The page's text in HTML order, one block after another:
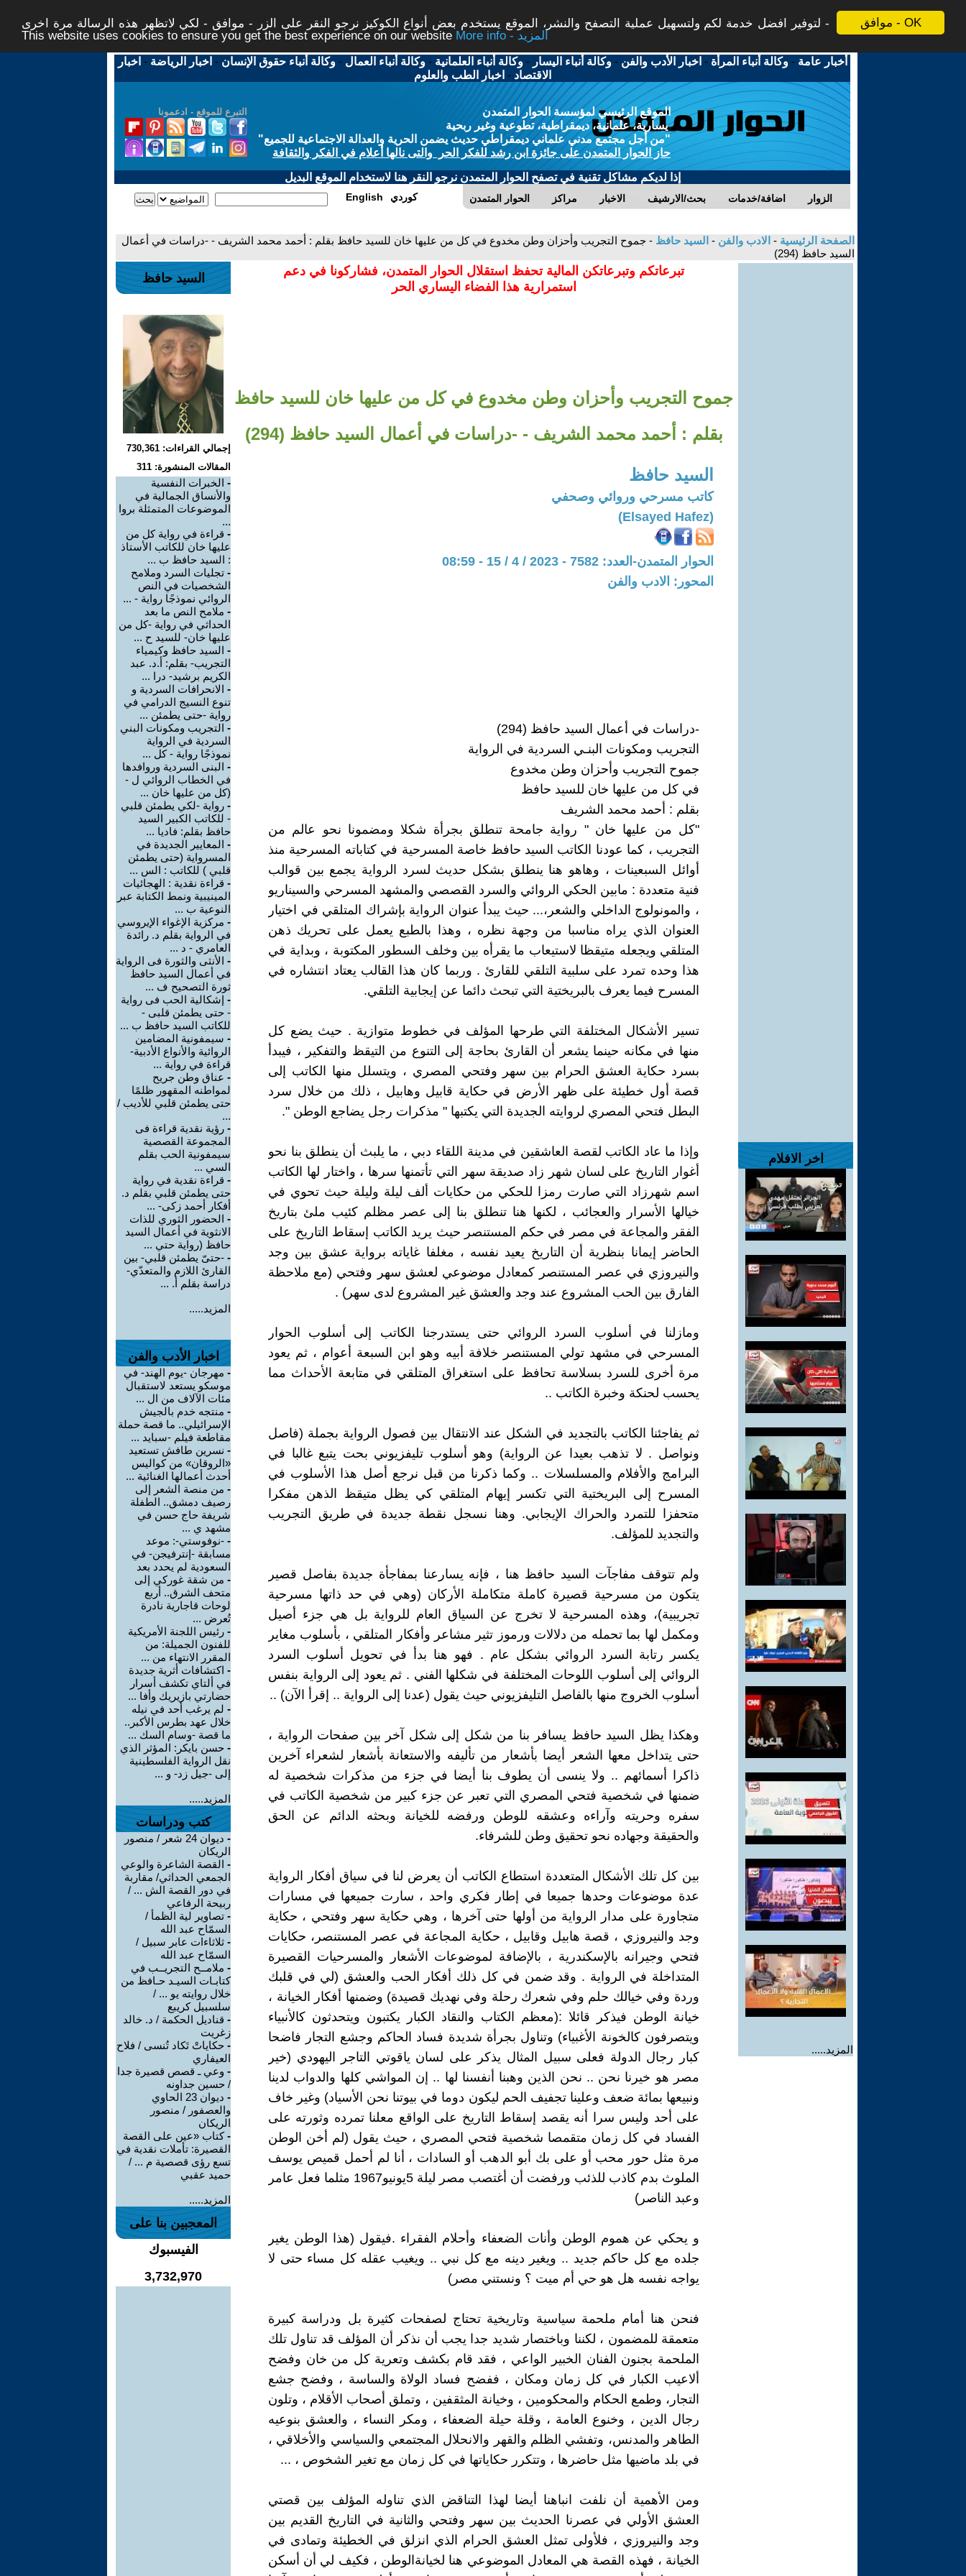
موافق - OK
لتوفير افضل خدمة لكم ولتسهيل عملية التصفح والنشر، الموقع يستخدم بعض أنواع الكوكيز نرجو النقر على الزر - موافق - لكي لاتظهر هذه الرسالة مرة اخرى -
This website uses cookies to ensure you get the best experience on our website
More info - المزيد
أخبار عامة -وكالة أنباء المرأة - اخبار الأدب والفن -وكالة أنباء اليسار -وكالة أنباء العلمانية -وكالة أنباء العمال -وكالة أنباء حقوق الإنسان - اخبار الرياضة - اخبار
الاقتصاد - اخبار الطب والعلوم
التبرع للموقع - ادعمونا
الموقع الرئيسي لمؤسسة الحوار المتمدن
يسارية، علمانية، ديمقراطية، تطوعية وغير ربحية
"من أجل مجتمع مدني علماني ديمقراطي حديث يضمن الحرية والعدالة الاجتماعية للجميع"
حاز الحوار المتمدن على جائزة ابن رشد للفكر الحر والتى نالها أعلام في الفكر والثقافة
إذا لديكم مشاكل تقنية في تصفح الحوار المتمدن نرجو النقر هنا لاستخدام الموقع البديل
الحوار المتمدن مراكز الاخبار بحث/الارشيف اضافة/خدمات الزوار English كوردي
الصفحة الرئيسية - الادب والفن - السيد حافظ - جموح التجريب وأحزان وطن مخدوع في كل من عليها خان للسيد حافظ بقلم : أحمد محمد الشريف - -دراسات في أعمال
السيد حافظ (294)
اخر الافلام
المزيد.....
تبرعاتكم وتبرعاتكن المالية تحفظ استقلال الحوار المتمدن، فشاركونا في دعم
استمرارية هذا الفضاء اليساري الحر
جموح التجريب وأحزان وطن مخدوع في كل من عليها خان للسيد حافظ
بقلم : أحمد محمد الشريف - -دراسات في أعمال السيد حافظ (294)
السيد حافظ
كاتب مسرحي وروائي وصحفي
(Elsayed Hafez)
الحوار المتمدن-العدد: 7582 - 2023 / 4 / 15 - 08:59
المحور: الادب والفن
-دراسات في أعمال السيد حافظ (294)
التجريب ومكونات البنـي السردية في الرواية
جموح التجريب وأحزان وطن مخدوع
في كل من عليها خان للسيد حافظ
بقلم : أحمد محمد الشريف
"كل من عليها خان " رواية جامحة تنطلق بجرأة شكلا ومضمونا نحو عالم من
التجريب ، كما عودنا الكاتب السيد حافظ خاصة المسرحية في كتاباته المسرحية منذ
أوائل السبعينات ، وهاهو هنا ينطلق بشكل حديث لسرد الرواية يجمع بين قوالب
فنية متعددة : مابين الحكي الروائي والسرد القصصي والمشهد المسرحي والسيناريو
، والمونولوج الداخلي والشعر،... حيث يبدأ عنوان الرواية بإشراك المتلقي في اختيار
العنوان الذي يراه مناسبا من وجهة نظره ، وهذا بالطبع يعمل على تحريك ذهن
المتلقي ويجعله متيقظا لاستيعاب ما يقرأه بين وخلف السطور المكتوبة ، وبداية في
هذا وحده تمرد على سلبية التلقي للقارئ . وربما كان هذا القالب يعتاد انتشاره في
المسرح فيما يعرف بالبريختية التي تبحث دائما عن إيجابية التلقي.
تسير الأشكال المختلفة التي طرحها المؤلف في خطوط متوازية . حيث يضع كل
منها في مكانه حينما يشعر أن القارئ بحاجة إلى التنوع من التيقظ والتفكير ، فيبدأ
بسرد حكاية العشق الحرام بين سهر وفتحي المصري ، ويتسلل منها الكاتب إلى
قصة أول خطيئة على ظهر الأرض في حكاية قابيل وهابيل ، ذلك من خلال سرد
البطل فتحي المصري لروايته الجديدة التي يكتبها " مذكرات رجل يضاجع الوطن ".
وإذا ما عاد الكاتب لقصة العاشقين في مدينة اللقاء دبي ، ما يلبث أن ينطلق بنا نحو
أغوار التاريخ على لسان شهر زاد صديقة سهر التي تأتمنها سرها ، واختار لها الكاتب
اسم شهرزاد التي صارت رمزا للحكي من حكايات ألف ليلة وليلة حيث تحوي في
خيالها الأسرار والعجائب ، لكنها هنا تنطلق بنا إلى عصر مظلم كئيب ملئ بتاريخ
الفقر والمجاعة في مصر في حكم المستنصر حيث يريد الكاتب إسقاط التاريخ على
الحاضر إيمانا بنظرية أن التاريخ يعيد نفسه ، مغلفا غاياته برواية عشق بين وجد
والنيروزي في عصر المستنصر كمعادل موضوعي لعشق سهر وفتحي (مع ملاحظة
الفارق بين الحب المشروع عند وجد والعشق غير المشروع لدى سهر) .
ومازلنا في أسلوب السرد الروائي حتى يستدرجنا الكاتب إلى أسلوب الحوار
المسرحي في مشهد تولي المستنصر خلافة أبيه وهو ابن السبعة أعوام ، ثم يعود
مرة أخرى للسرد بسلاسة تحافظ على استغراق المتلقي في متابعة الأحداث مما
يحسب لحنكة وخبرة الكاتب ..
ثم يفاجئنا الكاتب بالتجديد في الشكل عند الانتقال بين فصول الرواية بجملة (فاصل
ونواصل . لا تذهب بعيدا عن الرواية) وهو أسلوب تليفزيوني بحت يتبع غالبا في
البرامج والأفلام والمسلسلات .. وكما ذكرنا من قبل نرجع أصل هذا الأسلوب في
المسرح إلى البريختية التي تكسر إيهام المتلقي كي يظل متيقظ الذهن مفكرا
متحفزا للتمرد والحراك الإيجابي. وهنا نسجل نقطة جديدة في طريق التجريب
والتجديد للمؤلف.
ولم تتوقف مفاجآت السيد حافظ هنا ، فإنه يسارعنا بمفاجأة جديدة بفاصل قصير
يتكون من مسرحية قصيرة كاملة متكاملة الأركان (وهي في حد ذاتها مسرحية
تجريبية)، وهذه المسرحية لا تخرج عن السياق العام للرواية بل هي جزء أصيل
ومكمل لها بما تحمله من دلالات ورموز تثير مشاعر وأفكار المتلقي ، بأسلوب مغاير
يكسر رتابة السرد الروائي بشكل عام . فهو هنا بدأ في تحويل أسلوب السرد
الروائي إلى أسلوب اللوحات المختلفة في شكلها الفني . ثم يعود إلى الرواية بنفس
أسلوب الخروج منها بالفاصل التليفزيوني حيث يقول (عدنا إلى الرواية .. إقرأ الآن) ..
وهكذا يظل السيد حافظ يسافر بنا من شكل إلى شكل آخر بين صفحات الرواية ،
حتى يتداخل معها الشعر أيضا بأشعار من تأليفه والاستعانة بأشعار لشعراء آخرين
ذاكرا أسمائهم .. ولا ينسى أن يطوف بنا أيضا في جزء من مذكرات شخصية له
ضمنها في شخصية فتحي المصري التي تعبر عن جزء كبير من شخصية الكاتب في
سفره وحريته وآراءه وعشقه للوطن ورفضه للخيانة وبحثه الدائم عن الحق
والحقيقة وجهاده نحو تحقيق وطن للشرفاء.
بين كل تلك الأشكال المتعددة استطاع الكاتب أن يعرض لنا في سياق أفكار الرواية
عدة موضوعات وحدها جميعا في إطار فكري واحد ، سارت جميعها في مسارات
متجاورة على مدار الرواية من أولها حتى آخرها ، وهي حكاية سهر وفتحي ، حكاية
وجد والنيروزي ، قصة هابيل وقابيل ، حكاية المجاعة في عصر المستنصر، حكايات
فتحي وجيرانه بالإسكندرية ، بالإضافة لموضوعات الأشعار والمسرحيات القصيرة
المتداخلة في الرواية . وقد ضمن في كل ذلك أفكار الحب والعشق (لي في قلبك
وردة وفي خيالك حلم وفي شعرك رحلة وفي نهديك قصيدة) وضمنها أفكار الخيانة ،
خيانة الوطن فيذكر قائلا :(معظم الكتاب والنقاد الكبار يكتبون ويتحدثون كالأنبياء
ويتصرفون كالخونة الأغبياء) وتناول بجرأة شديدة فساد الحاكم وجشع التجار فاضحا
كبار رجال الدولة فعلى سبيل المثال يذكر على لسان ياقوتي التاجر اليهودي (خير
مصر هو خيرنا نحن .. نحن الذين وهبنا أنفسنا لها .. إن المواشي كلها والدواب لدينا
ونبيعها بمائة ضعف وعلينا تجفيف الحم ليكون دوما في بيوتنا نحن الأسياد) وغير خاف
على أحد وليس سرا أنه يقصد إسقاط التاريخ على الواقع معلنا تمرده وثورته على
الفساد في كل زمان متقمصا شخصية فتحي المصري ، حيث يقول (لم أخن الوطن
مرة مثل حور محب أو على بك أبو الدهب أو السادات ، أنا لم أحمل قميص يوسف
الملوث بدم كاذب للذئب ورفضت أن أغتصب مصر ليلة 5يونيو1967 مثلما فعل عامر
وعبد الناصر)
و يحكي عن هموم الوطن وأنات الضعفاء وأحلام الفقراء .فيقول (هذا الوطن يغير
جلده مع كل حاكم جديد .. ويغير دينه مع كل نبي .. ويغيب عقله كل مساء حتى لا
يواجه نفسه هل هو حي أم ميت ؟ ونستني مصر)
فنحن هنا أمام ملحمة سياسية وتاريخية تحتاج لصفحات كثيرة بل ودراسة كبيرة
متعمقة للمضمون ، لكننا وباختصار شديد جدا يجب أن نذكر أن المؤلف قد تناول تلك
الملحمة بجنون الفنان الخبير الواعي ، فقد قام بكشف وتعرية كل من خان وفضح
ألاعيب الكبار في كل زمان ومكان ، ففضح فساد الولاة والساسة ، وفضح جشع
التجار، وطمع الحكام والمحكومين ، وخيانة المثقفين ، وتملق أصحاب الأقلام ، وتلون
رجال الدين ، وخنوع العامة ، وقلة حيلة الضعفاء ، ومكر النساء ، والعشق بنوعيه
الطاهر والمدنس، وتفشي الظلم والقهر والانحلال المجتمعي والسياسي والأخلاقي ،
في بلد ماضيها مثل حاضرها ، وتتكرر حكاياتها في كل زمان مع تغير الشخوص ، ...
ومن الأهمية أن نلفت انباهنا أيضا لهذا التناقض الذي تناوله المؤلف بين قصتي
العشق الأولي في عصرنا الحديث بين سهر وفتحي والثانية في التاريخ القديم بين
وجد والنيروزي ، فلأولى تمثل العشق الحرام الذي انزلق في الخطيئة وتمادى في
الخيانة ، فهذه القصة هي المعادل الموضوعي هنا لخيانةالوطن ، فكيف لي أن أسكن
السيد حافظ
إجمالي القراءات: 730,361
المقالات المنشورة: 311
- الخبرات النفسية
والأنساق الجمالية في
الموضوعات المتمثلة بروا
...
- قراءة في رواية كل من
عليها خان للكاتب الأستاذ
: السيد حافظ ب ...
- تجليات السرد وملامح
الشخصيات في النص
الروائي نموذجًا رواية - ...
- ملامح النص ما بعد
الحداثي في رواية -كل من
عليها خان- للسيد ح ...
- السيد حافظ وكيمياء
التجريب- بقلم: أ.د. عبد
الكريم برشيد- درا ...
- الانحرافات السردية و
تنوع النسيج الدرامي في
رواية -حتى يطمئن ...
- التجريب ومكونات البني
السردية في الرواية
نموذجًا رواية - كل ...
- البنى السردية وروافدها
في الخطاب الروائي ل -
(كل من عليها خان ...
- رواية -لكي يطمئن قلبي
- للكاتب الكبير السيد
حافظ بقلم: فاديا ...
- المعايير الجديدة في
المسرواية (حتى يطمئن
قلبي ) للكاتب : الس ...
- قراءة نقدية : الهجائيات
المينيبية ونمط الكتابة عبر
النوعية ب ...
- مركزية الإغواء الإيروسي
في الرواية بقلم د. رائدة
العامري - د ...
- الأنثى والثورة فى الرواية
في أعمال السيد حافظ
ثورة التصحيح ف ...
- إشكالية الحب فى رواية
- حتى يطمئن قلبى -
للكاتب السيد حافظ ب ...
- سيمفونية المضامين
الروائية والأنواع الأدبية-
قراءة في رواية ...
- عناق وطن جريح
لمواطنه المقهور ظلمًا
حتى يطمئن قلبي للأديب /
...
- رؤية نقدية قراءة فى
المجموعة القصصية
سيمفونية الحب بقلم
السي ...
- قراءة نقدية في رواية
حتى يطمئن قلبي بقلم د.
أفكار أحمد زكى- ...
- الحضور الثوري للذات
الانثوية في أعمال السيد
حافظ (رواية حتي ...
- -حتىّ يطمئن قلبي- بين
القارئ اللازم والمتعدّي-
دراسة بقلم أ. ...
المزيد.....
اخبار الأدب والفن
- مهرجان -يوم الهند- في
موسكو يستعد لاستقبال
مئات الآلاف من ال ...
- منتجه خدم بالجيش
الإسرائيلي.. ما قصة حملة
مقاطعة فيلم -سبايد ...
- نسرين طافش تستعيد
«الروقان» من كواليس
أحدث أعمالها الغنائية ...
- من منصة الشعر إلى
رصيف دمشق.. الطفلة
شريفة حاج حسن في
مشهد ي ...
- -نوفوستي-: موعد
مسابقة -إنترفيجن- في
السعودية لم يحدد بعد
- من شقة غوركي إلى
متحف الشرق.. أربع
لوحات قاجارية نادرة
تُعرض ...
- رئيس اللجنة الأمريكية
للفنون الجميلة: من
المقرر الانتهاء من ...
- اكتشافات أثرية جديدة
في ألتاي تكشف أسرار
حضارتي بازيريك وأفا ...
- لم يرغب أحد في نيله
خلال عهد بطرس الأكبر..
ما قصة -وسام السك ...
- حسن بايكر: المؤثر الذي
نقل الرواية الفلسطينية
إلى -جيل زد- و ...
المزيد.....
كتب ودراسات
-
ديوان 24 شعر / منصور
الريكان
- القصة الشاعرة والوعي
الجمعي الحداثي/ مقاربة
في دور القصة الش ... /
ربيحة الرفاعي
- تصاوير لية الظمأ /
السمّاح عبد الله
- ثلاثاءات عابر سبيل /
السمّاح عبد الله
- ملامــح التجريــب في
كتابـات السيـد حـافظ من
خلال روايته يو ... /
سلسبيل كريبع
- قناديل الحكمة / د. خالد
زغريت
- حكاياتْ تَكاد تُنسى / فلاح
العيفاري
- وعي ـ قصص قصيرة جدا
/ حسين جداونه
-
ديوان 23 الحاوي
والعصفور / منصور
الريكان
-كتاب «عين على القصة
القصيرة: تأملات نقدية في
تسع رؤى قصصية م ... /
حميد عقبي
المزيد.....
المعجبين بنا على
الفيسبوك
3,732,970